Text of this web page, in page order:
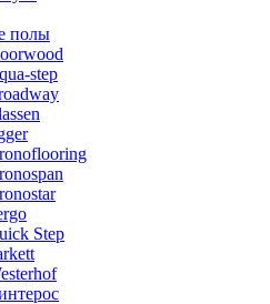
полы
step
Step